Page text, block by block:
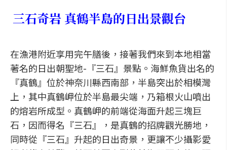
三石奇岩 真鶴半島的日出景觀台
在漁港附近享用完午膳後，接著我們來到本地相當
著名的日出朝聖地-『三石』景點。海鮮魚貨出名的
『真鶴』位於神奈川縣西南部，半島突出於相模灣
上，其中真鶴岬位於半島最尖端，乃箱根火山噴出
的熔岩所成型。真鶴岬的前端從海面升起三塊巨
石，因而得名『三石』，是真鶴的招牌觀光勝地，
同時從『三石』升起的日出奇景，更讓不少攝影愛